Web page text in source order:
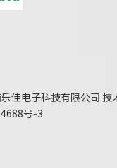
佳电子科技有限公司 技
号-3